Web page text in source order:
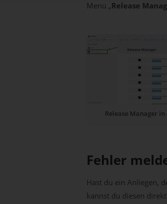
Menü „Release
Release Manager
Fehler
Hast du ein Anliegen,
kannst du diesen